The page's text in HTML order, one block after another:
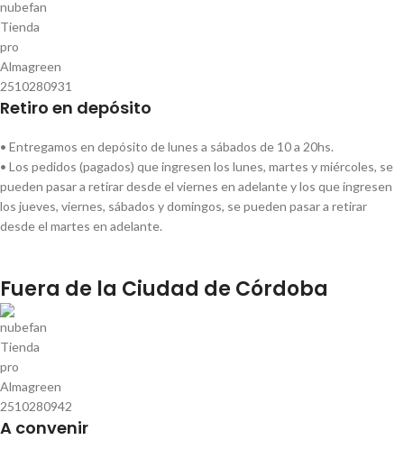
Retiro en depósito
• Entregamos en depósito de lunes a sábados de 10 a 20hs.
• Los pedidos (pagados) que ingresen los lunes, martes y miércoles, se
pueden pasar a retirar desde el viernes en adelante y los que ingresen
los jueves, viernes, sábados y domingos, se pueden pasar a retirar
desde el martes en adelante.
Fuera de la Ciudad de Córdoba
A convenir